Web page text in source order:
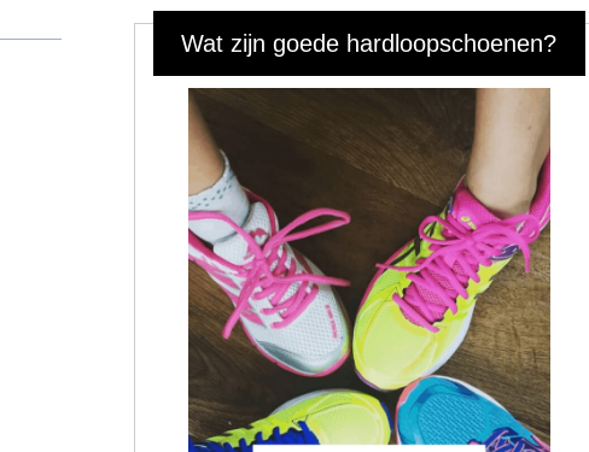
Wat zijn goede hardloopschoenen?